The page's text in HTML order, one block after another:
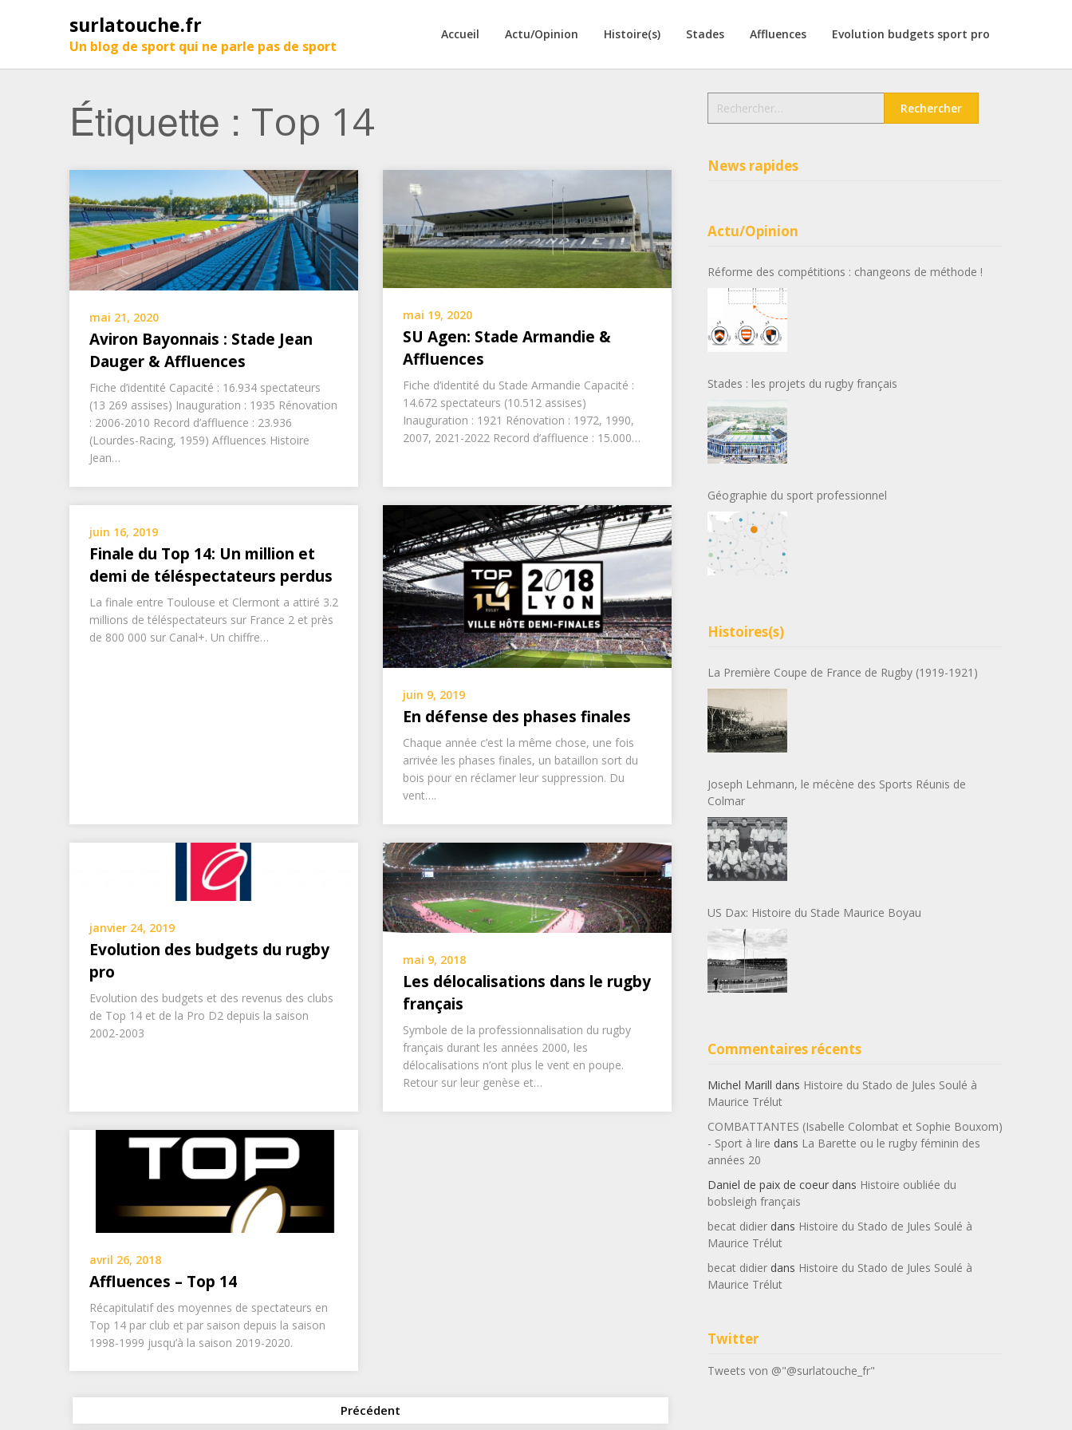
surlatouche.fr
Un blog de sport qui ne parle pas de sport
Accueil Actu/Opinion Histoire(s) Stades Affluences Evolution budgets sport pro
Étiquette : Top 14
mai 21, 2020
Aviron Bayonnais : Stade Jean
Dauger & Affluences
Fiche d’identité Capacité : 16.934 spectateurs
(13 269 assises) Inauguration : 1935 Rénovation
: 2006-2010 Record d’affluence : 23.936
(Lourdes-Racing, 1959) Affluences Histoire
Jean…
mai 19, 2020
SU Agen: Stade Armandie &
Affluences
Fiche d’identité du Stade Armandie Capacité :
14.672 spectateurs (10.512 assises)
Inauguration : 1921 Rénovation : 1972, 1990,
2007, 2021-2022 Record d’affluence : 15.000…
juin 16, 2019
Finale du Top 14: Un million et
demi de téléspectateurs perdus
La finale entre Toulouse et Clermont a attiré 3.2
millions de téléspectateurs sur France 2 et près
de 800 000 sur Canal+. Un chiffre…
juin 9, 2019
En défense des phases finales
Chaque année c’est la même chose, une fois
arrivée les phases finales, un bataillon sort du
bois pour en réclamer leur suppression. Du
vent….
janvier 24, 2019
Evolution des budgets du rugby
pro
Evolution des budgets et des revenus des clubs
de Top 14 et de la Pro D2 depuis la saison
2002-2003
mai 9, 2018
Les délocalisations dans le rugby
français
Symbole de la professionnalisation du rugby
français durant les années 2000, les
délocalisations n’ont plus le vent en poupe.
Retour sur leur genèse et…
avril 26, 2018
Affluences – Top 14
Récapitulatif des moyennes de spectateurs en
Top 14 par club et par saison depuis la saison
1998-1999 jusqu’à la saison 2019-2020.
Navigation
Précédent
Rechercher :
News rapides
Actu/Opinion
Réforme des compétitions : changeons de méthode !
Stades : les projets du rugby français
Géographie du sport professionnel
Histoires(s)
La Première Coupe de France de Rugby (1919-1921)
Joseph Lehmann, le mécène des Sports Réunis de
Colmar
US Dax: Histoire du Stade Maurice Boyau
Commentaires récents
Michel Marill dans Histoire du Stado de Jules Soulé à
Maurice Trélut
COMBATTANTES (Isabelle Colombat et Sophie Bouxom)
- Sport à lire dans La Barette ou le rugby féminin des
années 20
Daniel de paix de coeur dans Histoire oubliée du
bobsleigh français
becat didier dans Histoire du Stado de Jules Soulé à
Maurice Trélut
becat didier dans Histoire du Stado de Jules Soulé à
Maurice Trélut
Twitter
Tweets von @"@surlatouche_fr"